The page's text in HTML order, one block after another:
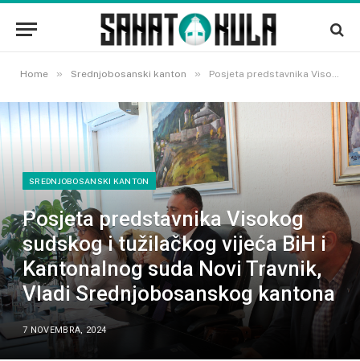
Home » Srednjobosanski kanton » Posjeta predstavnika Visokog sudskog i tužilačkog vijeća BiH i Kantonalnog suda Novi Travnik, Vladi Srednjobosanskog kantona
SREDNJOBOSANSKI KANTON
Posjeta predstavnika Visokog
sudskog i tužilačkog vijeća BiH i
Kantonalnog suda Novi Travnik,
Vladi Srednjobosanskog kantona
7 NOVEMBRA, 2024